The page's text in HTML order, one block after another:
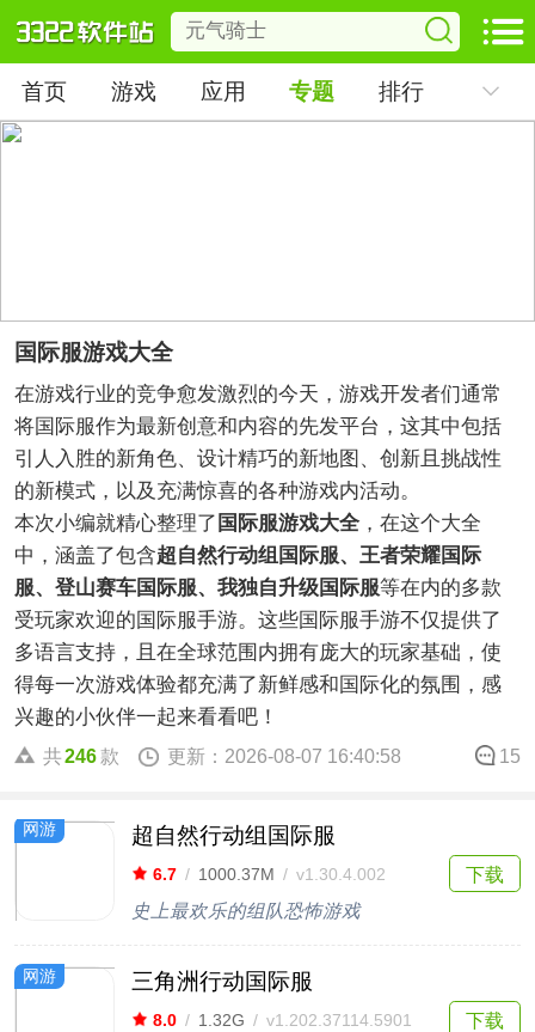
首页 游戏 应用 专题 排行
国际服游戏大全
在游戏行业的竞争愈发激烈的今天，游戏开发者们通常
将国际服作为最新创意和内容的先发平台，这其中包括
引人入胜的新角色、设计精巧的新地图、创新且挑战性
的新模式，以及充满惊喜的各种游戏内活动。
本次小编就精心整理了 国际服游戏大全，在这个大全
中，涵盖了包含超自然行动组国际服、王者荣耀国际
服、登山赛车国际服、我独自升级国际服等在内的多款
受玩家欢迎的国际服手游。这些国际服手游不仅提供了
多语言支持，且在全球范围内拥有庞大的玩家基础，使
得每一次游戏体验都充满了新鲜感和国际化的氛围，感
兴趣的小伙伴一起来看看吧！
共246款 更新：2026-08-07 16:40:58 15
网游 超自然行动组国际服
6.7 / 1000.37M / v1.30.4.002
史上最欢乐的组队恐怖游戏
下载
网游 三角洲行动国际服
8.0 / 1.32G / v1.202.37114.5901 下载